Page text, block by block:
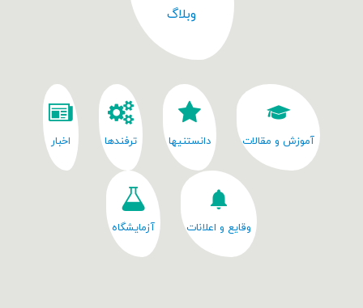
وبلاگ
آموزش و مقالات دانستنیها ترفندها اخبار
وقایع و اعلانات آزمایشگاه